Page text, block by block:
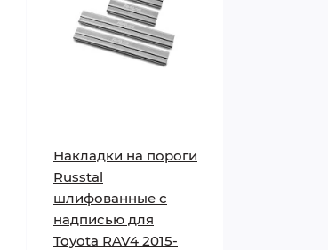
Накладки на пороги
Russtal
шлифованные с
надписью для
Toyota RAV4 2015-